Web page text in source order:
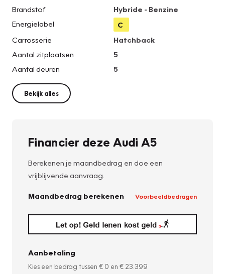
Brandstof
Hybride - Benzine
Energielabel
C
Carrosserie
Hatchback
Aantal zitplaatsen
5
Aantal deuren
5
Bekijk alles
Financier deze Audi A5
Berekenen je maandbedrag en doe een
vrijblijvende aanvraag.
Maandbedrag berekenen Voorbeeldbedragen
Aanbetaling
Kies een bedrag tussen € 0 en € 23.399